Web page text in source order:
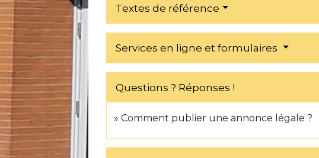
Textes de référence
Services en ligne et formulaires
Questions ? Réponses !
Comment publier une annonce légale ?